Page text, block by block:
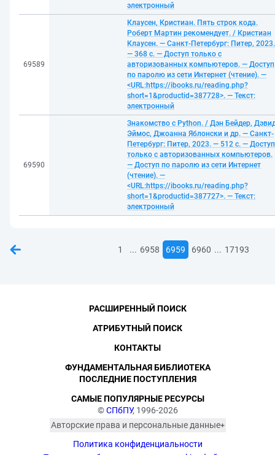
электронный
69589
Клаусен, Кристиан. Пять строк кода.
Роберт Мартин рекомендует. / Кристиан
Клаусен. — Санкт-Петербург: Питер, 2023.
— 368 с. — Доступ только с
авторизованных компьютеров. — Доступ
по паролю из сети Интернет (чтение). —
<URL:https://ibooks.ru/reading.php?
short=1&productid=387728>. — Текст:
электронный
69590
Знакомство с Python. / Дэн Бейдер,
Эймос, Джоанна Яблонски и др. — Санкт-
Петербург: Питер, 2023. — 512 с. — Доступ
только с авторизованных компьютеров.
— Доступ по паролю из сети Интернет
(чтение). —
<URL:https://ibooks.ru/reading.php?
short=1&productid=387727>. — Текст:
электронный
1 ... 6958 6959 6960 ... 17193
©СПбПУ, 1996-2026
Авторские права и персональные данные
изображённых лиц в соответствии
Политика конфиденциальности
РАСШИРЕННЫЙ ПОИСК
АТРИБУТНЫЙ ПОИСК
КОНТАКТЫ
ФУНДАМЕНТАЛЬНАЯ БИБЛИОТЕКА
ПОСЛЕДНИЕ ПОСТУПЛЕНИЯ
САМЫЕ ПОПУЛЯРНЫЕ РЕСУРСЫ